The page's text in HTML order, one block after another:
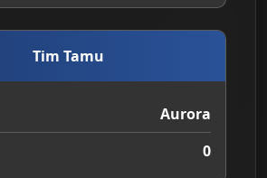
Tim Tamu
Aurora
0